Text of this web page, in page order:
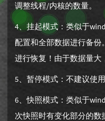
调整线程/内核的数量。
4、挂起模式：类似于
配置和全部数据进行备
进行恢复！由于数据量大
5、暂停模式：不建议使用
6、快照模式：类似于
次快照时有变化部分的